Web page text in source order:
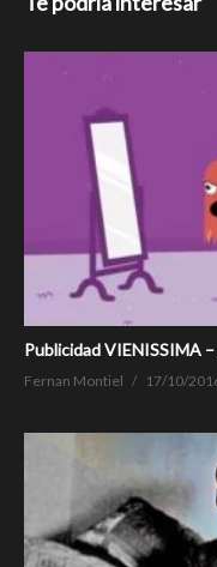
Publicidad VIENISSIMA
Fernan Montiel 17/10/